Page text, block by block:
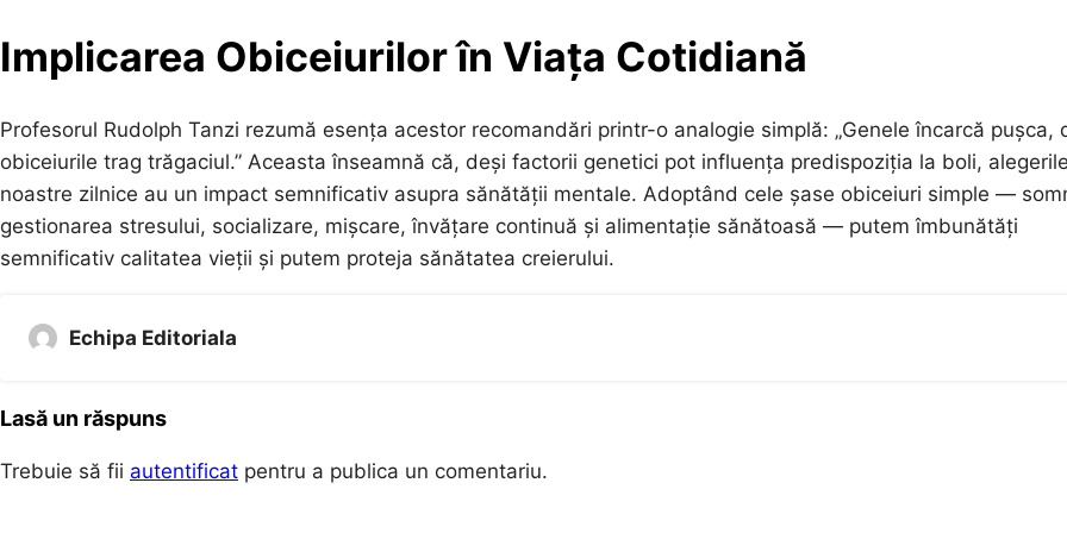
Implicarea Obiceiurilor în Viața Cotidiană
Profesorul Rudolph Tanzi rezumă esența acestor recomandări printr-o analogie simplă: „Genele încarcă pușca,
obiceiurile trag trăgaciul.” Aceasta înseamnă că, deși factorii genetici pot influența predispoziția la boli, alegerile
noastre zilnice au un impact semnificativ asupra sănătății mentale. Adoptând cele șase obiceiuri simple —
gestionarea stresului, socializare, mișcare, învățare continuă și alimentație sănătoasă — putem îmbunătăți
semnificativ calitatea vieții și putem proteja sănătatea creierului.
Echipa Editoriala
Lasă un răspuns
Trebuie să fii autentificat pentru a publica un comentariu.